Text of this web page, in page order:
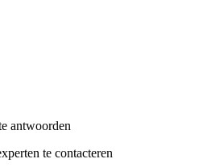
antwoorden
te contacteren